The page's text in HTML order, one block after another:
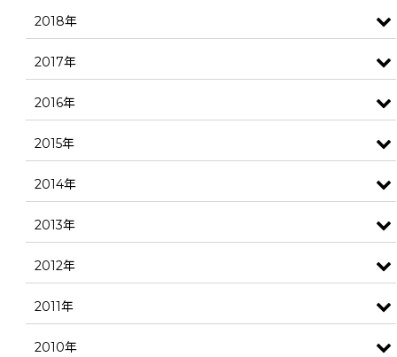
2018年
2017年
2016年
2015年
2014年
2013年
2012年
2011年
2010年